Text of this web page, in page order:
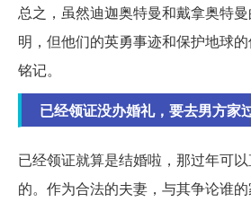
总之，虽然迪迦奥特曼和戴拿奥特
明，但他们的英勇事迹和保护地球
铭记。
已经领证没办婚礼，要去男方家
已经领证就算是结婚啦，那过年可
的。作为合法的夫妻，与其争论谁